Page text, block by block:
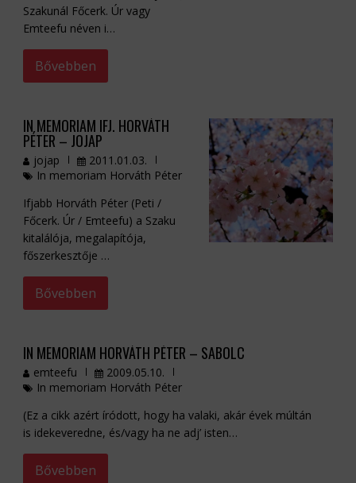
Szakunál Főcerk. Úr vagy
Emteefu néven i…
Bővebben
IN MEMORIAM IFJ. HORVÁTH
PÉTER – JOJAP
jojap
2011.01.03.
In memoriam Horváth Péter
Ifjabb Horváth Péter (Peti /
Főcerk. Úr / Emteefu) a Szaku
kitalálója, megalapítója,
főszerkesztője …
Bővebben
IN MEMORIAM HORVÁTH PÉTER – SABOLC
emteefu
2009.05.10.
In memoriam Horváth Péter
(Ez a cikk azért íródott, hogy ha valaki, akár évek múltán
is idekeveredne, és/vagy ha ne adj’ isten…
Bővebben